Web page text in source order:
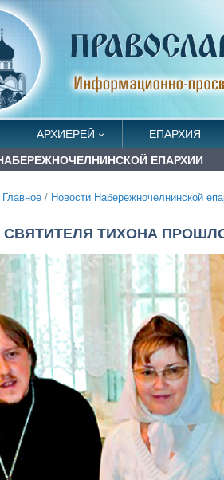
АРХИЕРЕЙ ЕПАРХИЯ
ЕПАРХИИ
Главное / Новости Набережночелнинской
СВЯТИТЕЛЯ ТИХОНА